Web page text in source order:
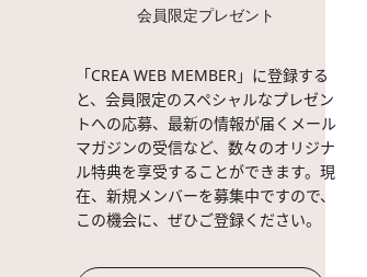
会員限定プレゼント
「CREA WEB MEMBER」に登録する
と、会員限定のスペシャルなプレゼン
トへの応募、最新の情報が届くメール
マガジンの受信など、数々のオリジナ
ル特典を享受することができます。現
在、新規メンバーを募集中ですので、
この機会に、ぜひご登録ください。